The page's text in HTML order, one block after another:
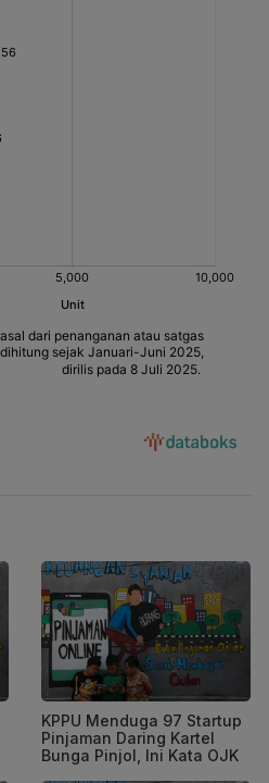
KPPU Menduga 97 Startup
Pinjaman Daring Kartel
Bunga Pinjol, Ini Kata OJK